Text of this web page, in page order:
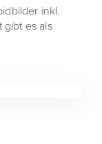
inkl.
gibt es als